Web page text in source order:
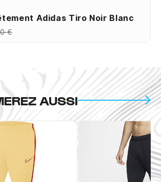
Adidas Tiro Noir Blanc
€
AUSSI